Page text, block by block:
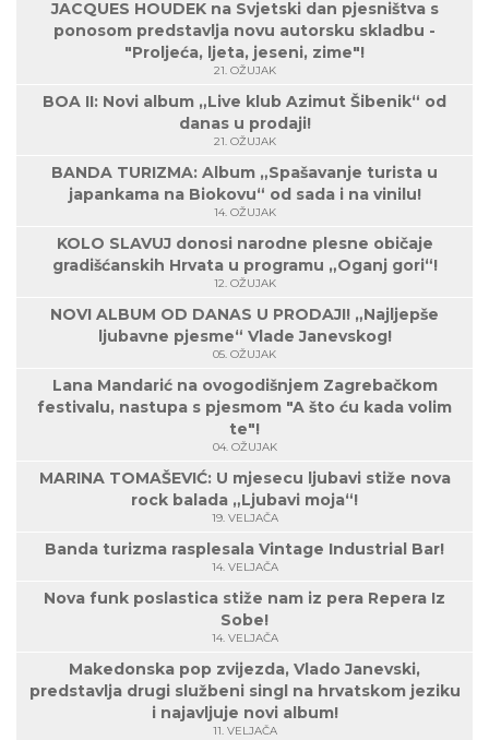
JACQUES HOUDEK na Svjetski dan pjesništva s
ponosom predstavlja novu autorsku skladbu -
"Proljeća, ljeta, jeseni, zime"!
21. OŽUJAK
BOA II: Novi album „Live klub Azimut Šibenik“ od
danas u prodaji!
21. OŽUJAK
BANDA TURIZMA: Album „Spašavanje turista u
japankama na Biokovu“ od sada i na vinilu!
14. OŽUJAK
KOLO SLAVUJ donosi narodne plesne običaje
gradišćanskih Hrvata u programu „Oganj gori“!
12. OŽUJAK
NOVI ALBUM OD DANAS U PRODAJI! „Najljepše
ljubavne pjesme“ Vlade Janevskog!
05. OŽUJAK
Lana Mandarić na ovogodišnjem Zagrebačkom
festivalu, nastupa s pjesmom "A što ću kada volim
te"!
04. OŽUJAK
MARINA TOMAŠEVIĆ: U mjesecu ljubavi stiže nova
rock balada „Ljubavi moja“!
19. VELJAČA
Banda turizma rasplesala Vintage Industrial Bar!
14. VELJAČA
Nova funk poslastica stiže nam iz pera Repera Iz
Sobe!
14. VELJAČA
Makedonska pop zvijezda, Vlado Janevski,
predstavlja drugi službeni singl na hrvatskom jeziku
i najavljuje novi album!
11. VELJAČA